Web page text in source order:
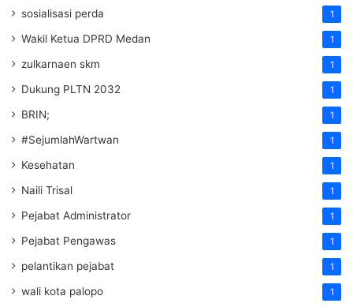
sosialisasi perda 1
Wakil Ketua DPRD Medan 1
zulkarnaen skm 1
Dukung PLTN 2032 1
BRIN; 1
#SejumlahWartwan 1
Kesehatan 1
Naili Trisal 1
Pejabat Administrator 1
Pejabat Pengawas 1
pelantikan pejabat 1
wali kota palopo 1